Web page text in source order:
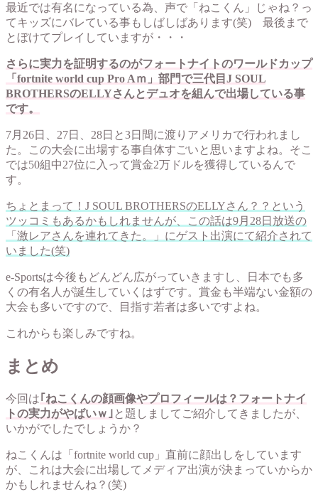
最近では有名になっている為、声で「ねこくん」じゃね？っ
てキッズにバレている事もしばしばあります(笑) 最後まで
とぼけてプレイしていますが・・・
さらに実力を証明するのがフォートナイトのワールドカップ
「fortnite world cup Pro Aｍ」部門で三代目J SOUL
BROTHERSのELLYさんとデュオを組んで出場している事
です。
7月26日、27日、28日と3日間に渡りアメリカで行われまし
た。この大会に出場する事自体すごいと思いますよね。そこ
では50組中27位に入って賞金2万ドルを獲得しているんで
す。
ちょとまって！J SOUL BROTHERSのELLYさん？？という
ツッコミもあるかもしれませんが、この話は9月28日放送の
「激レアさんを連れてきた。」にゲスト出演にて紹介されて
いました(笑)
e-Sportsは今後もどんどん広がっていきますし、日本でも多
くの有名人が誕生していくはずです。賞金も半端ない金額の
大会も多いですので、目指す若者は多いですよね。
これからも楽しみですね。
まとめ
今回は｢ねこくんの顔画像やプロフィールは？フォートナイ
トの実力がやばいｗ｣ と題しましてご紹介してきましたが、
いかがでしたでしょうか？
ねこくんは「fortnite world cup」直前に顔出しをしています
が、これは大会に出場してメディア出演が決まっていからか
かもしれませんね？(笑)